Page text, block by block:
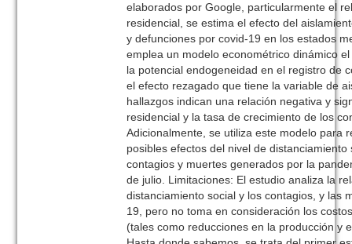
elaborados por Google, particularmente el
residencial, se estima el efecto del
y defunciones por covid-19 en los estados
emplea un modelo econométrico dinámico
la potencial endogeneidad en el registro de
el efecto rezagado que tiene la variable de
hallazgos indican una relación negativa y
residencial y la tasa de crecimiento de los
Adicionalmente, se utiliza este modelo para
posibles efectos del nivel de
contagios y muertes generados por la
de julio. Limitaciones: El estudio analiza la
distanciamiento social y los contagios, y las
19, pero no toma en consideración los
(tales como reducciones en la producción y